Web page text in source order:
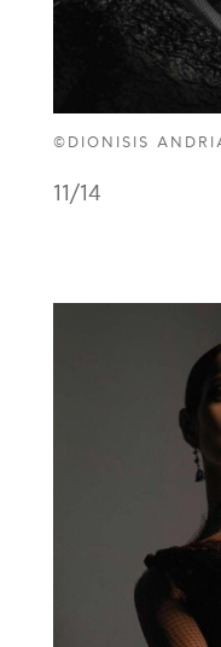
©DIONISIS
11/14